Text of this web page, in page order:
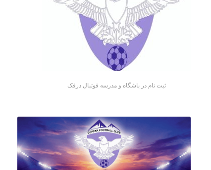
ثبت نام در باشگاه و مدرسه فوتبال درفک